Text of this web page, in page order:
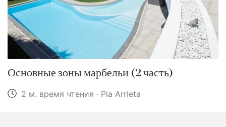
Основные зоны марбельи (2 часть)
2 м. время чтения · Pia Arrieta